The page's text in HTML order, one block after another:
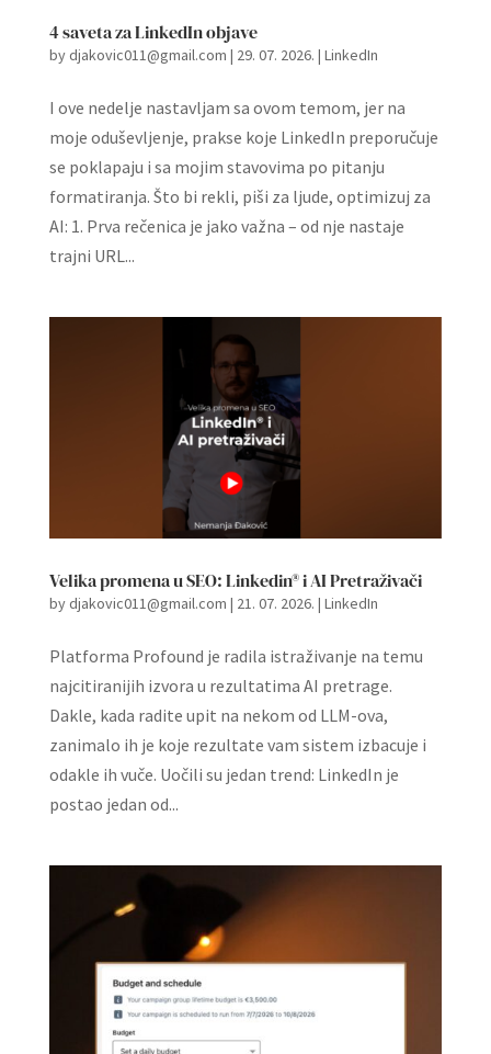
4 saveta za LinkedIn objave
bydjakovic011@gmail.com | 29. 07. 2026. | LinkedIn
I ove nedelje nastavljam sa ovom temom, jer na
moje oduševljenje, prakse koje LinkedIn preporučuje
se poklapaju i sa mojim stavovima po pitanju
formatiranja. Što bi rekli, piši za ljude, optimizuj za
AI: 1. Prva rečenica je jako važna – od nje nastaje
trajni URL...
Velika promena u SEO: Linkedin® i AI Pretraživači
bydjakovic011@gmail.com | 21. 07. 2026. | LinkedIn
Platforma Profound je radila istraživanje na temu
najcitiranijih izvora u rezultatima AI pretrage.
Dakle, kada radite upit na nekom od LLM-ova,
zanimalo ih je koje rezultate vam sistem izbacuje i
odakle ih vuče. Uočili su jedan trend: LinkedIn je
postao jedan od...